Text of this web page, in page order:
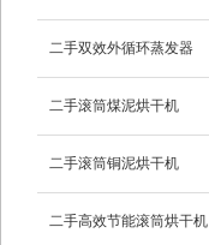
二手双效外循环蒸发器
二手滚筒煤泥烘干机
二手滚筒铜泥烘干机
二手高效节能滚筒烘干机